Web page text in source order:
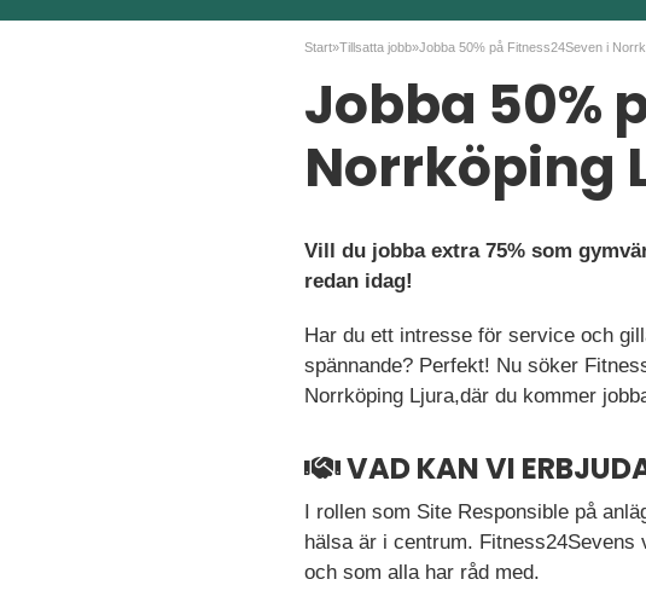
Start»Tillsatta jobb»
Jobba 50%
Norrköping
Vill du jobba extra 75% som
redan idag!
Har du ett intresse för service och
spännande? Perfekt! Nu söker
Norrköping Ljura,där du kommer
VAD KAN VI
I rollen som Site Responsible på
hälsa är i centrum.
och som alla har råd med.